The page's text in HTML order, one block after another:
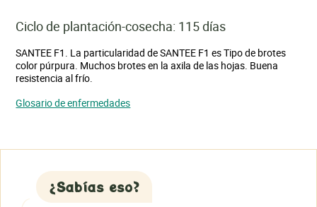
Ciclo de plantación-cosecha: 115 días
SANTEE F1. La particularidad de SANTEE F1 es Tipo de brotes
color púrpura. Muchos brotes en la axila de las hojas. Buena
resistencia al frío.
Glosario de enfermedades
¿Sabías eso?